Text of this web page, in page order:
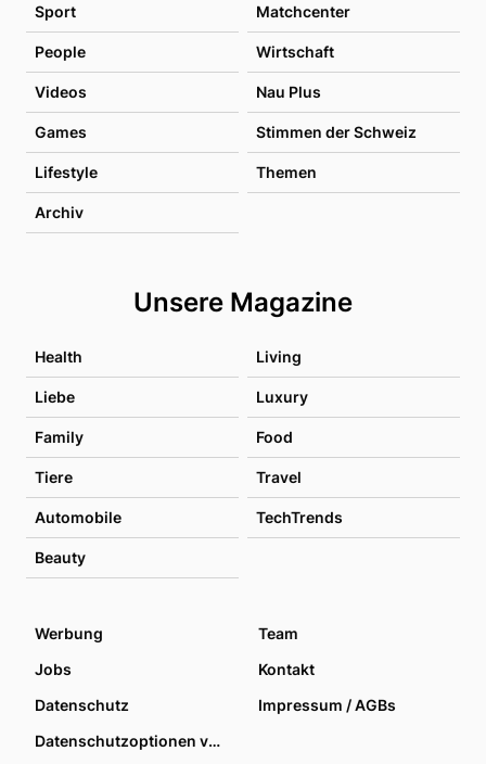
Sport Matchcenter
People Wirtschaft
Videos Nau Plus
Games Stimmen der Schweiz
Lifestyle Themen
Archiv
Unsere Magazine
Health Living
Liebe Luxury
Family Food
Tiere Travel
Automobile TechTrends
Beauty
Werbung
Team
Jobs
Kontakt
Datenschutz
Impressum / AGBs
Datenschutzoptionen verwalten